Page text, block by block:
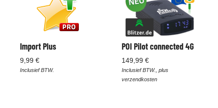
Import Plus
9,99 €
Inclusief BTW.
POI Pilot connected 4G
149,99 €
Inclusief BTW., plus
verzendkosten